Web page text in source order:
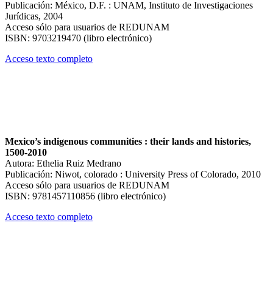
Publicación: México, D.F. : UNAM, Instituto de Investigaciones
Jurídicas, 2004
Acceso sólo para usuarios de REDUNAM
ISBN: 9703219470 (libro electrónico)
Acceso texto completo
Mexico’s indigenous communities : their lands and histories,
1500-2010
Autora: Ethelia Ruiz Medrano
Publicación: Niwot, colorado : University Press of Colorado, 2010
Acceso sólo para usuarios de REDUNAM
ISBN: 9781457110856 (libro electrónico)
Acceso texto completo